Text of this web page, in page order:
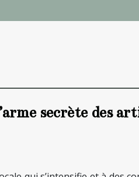
secrète des